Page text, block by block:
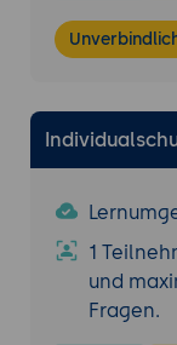
Das
Einen
1
und
Fragen.